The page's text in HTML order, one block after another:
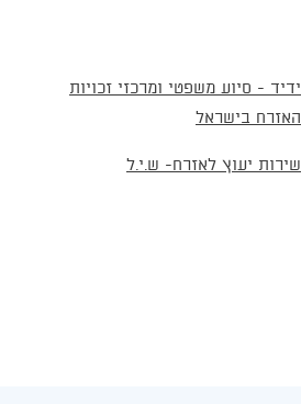
ידיד - סיוע משפטי ומרכזי זכויות
האזרח בישראל
שירות יעוץ לאזרח- ש.י.ל